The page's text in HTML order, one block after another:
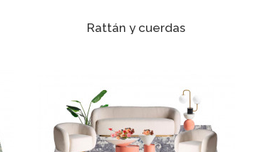
Rattán y cuerdas